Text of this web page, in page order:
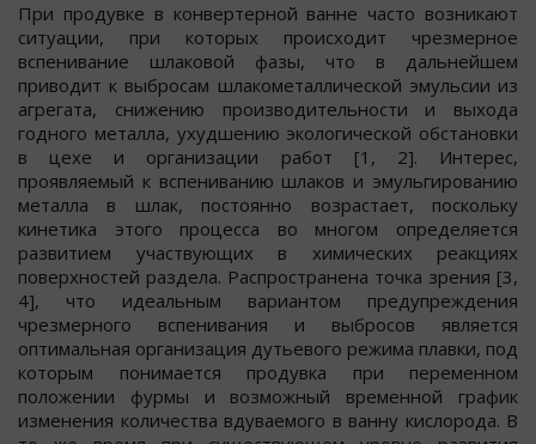
При продувке в конвертерной ванне часто возникают
ситуации, при которых происходит чрезмерное
вспенивание шлаковой фазы, что в дальнейшем
приводит к выбросам шлакометаллической эмульсии из
агрегата, снижению производительности и выхода
годного металла, ухудшению экологической обстановки
в цехе и организации работ [1, 2]. Интерес,
проявляемый к вспениванию шлаков и эмульгированию
металла в шлак, постоянно возрастает, поскольку
кинетика этого процесса во многом определяется
развитием участвующих в химических реакциях
поверхностей раздела. Распространена точка зрения [3,
4], что идеальным вариантом предупреждения
чрезмерного вспенивания и выбросов является
оптимальная организация дутьевого режима плавки, под
которым понимается продувка при переменном
положении фурмы и возможный временной график
изменения количества вдуваемого в ванну кислорода. В